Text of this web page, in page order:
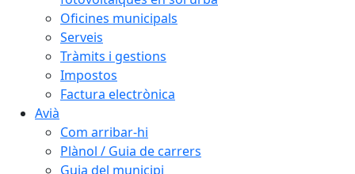
Oficines municipals
Serveis
Tràmits i gestions
Impostos
Factura electrònica
Avià
Com arribar-hi
Plànol / Guia de carrers
Guia del municipi